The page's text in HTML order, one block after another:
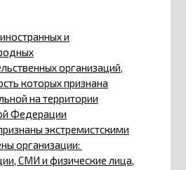
и
организаций,
которых признана
на территории
Федерации
экстремистскими
организации:
СМИ и физические лица,